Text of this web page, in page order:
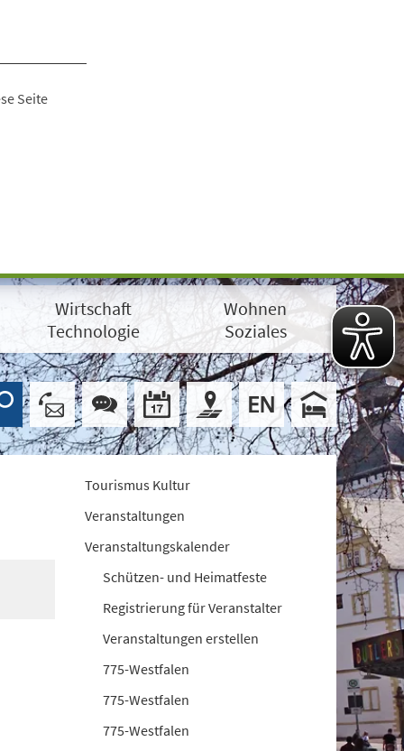
Seite
Wirtschaft
Technologie
Wohnen
Soziales
Tourismus Kultur
Veranstaltungen
Veranstaltungskalender
Schützen- und Heimatfeste
Registrierung für Veranstalter
Veranstaltungen erstellen
775-Westfalen
775-Westfalen
775-Westfalen